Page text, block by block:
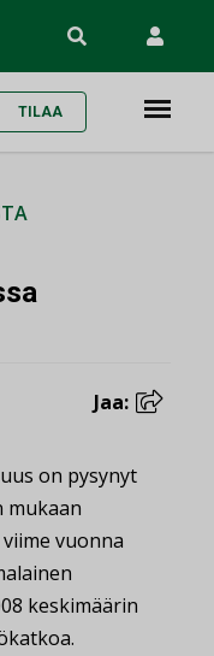
TILAA
Jaa:
on pysynyt
mukaan
vuonna
keskimäärin